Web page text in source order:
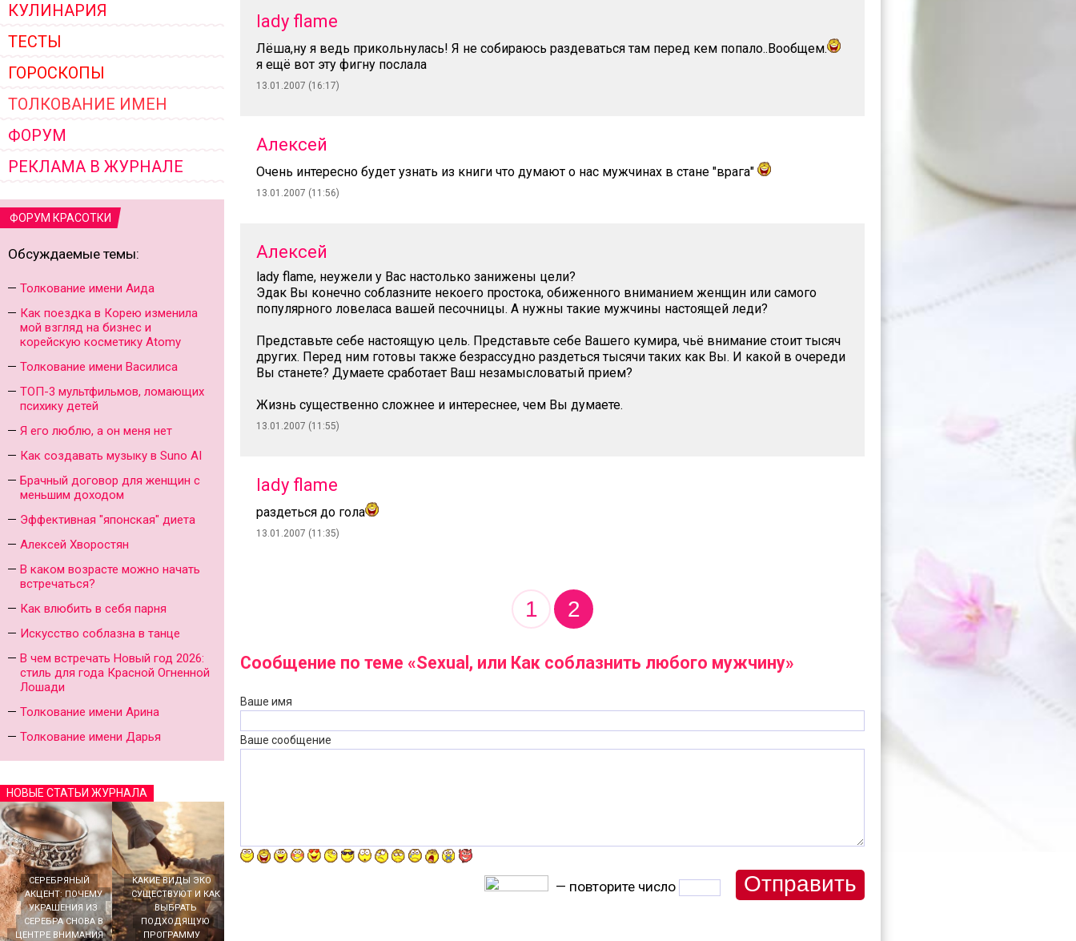
КУЛИНАРИЯ
ТЕСТЫ
ГОРОСКОПЫ
ТОЛКОВАНИЕ ИМЕН
ФОРУМ
РЕКЛАМА В ЖУРНАЛЕ
ФОРУМ КРАСОТКИ
Обсуждаемые темы:
Толкование имени Аида
Как поездка в Корею изменила
мой взгляд на бизнес и
корейскую косметику Atomy
Толкование имени Василиса
ТОП-3 мультфильмов, ломающих
психику детей
Я его люблю, а он меня нет
Как создавать музыку в Suno AI
Брачный договор для женщин с
меньшим доходом
Эффективная "японская" диета
Алексей Хворостян
В каком возрасте можно начать
встречаться?
Как влюбить в себя парня
Искусство соблазна в танце
В чем встречать Новый год 2026:
стиль для года Красной Огненной
Лошади
Толкование имени Арина
Толкование имени Дарья
НОВЫЕ СТАТЬИ ЖУРНАЛА
СЕРЕБРЯНЫЙ
АКЦЕНТ: ПОЧЕМУ
УКРАШЕНИЯ ИЗ
СЕРЕБРА СНОВА В
ЦЕНТРЕ ВНИМАНИЯ
КАКИЕ ВИДЫ ЭКО
СУЩЕСТВУЮТ И КАК
ВЫБРАТЬ
ПОДХОДЯЩУЮ
ПРОГРАММУ
lady flame
Лёша,ну я ведь прикольнулась! Я не собираюсь раздеваться там перед кем попало..Вообщем.
я ещё вот эту фигну послала
13.01.2007 (16:17)
Алексей
Очень интересно будет узнать из книги что думают о нас мужчинах в стане "врага"
13.01.2007 (11:56)
Алексей
lady flame, неужели у Вас настолько занижены цели?
Эдак Вы конечно соблазните некоего простока, обиженного вниманием женщин или самого
популярного ловеласа вашей песочницы. А нужны такие мужчины настоящей леди?
Представьте себе настоящую цель. Представьте себе Вашего кумира, чьё внимание стоит тысяч
других. Перед ним готовы также безрассудно раздеться тысячи таких как Вы. И какой в очереди
Вы станете? Думаете сработает Ваш незамысловатый прием?
Жизнь существенно сложнее и интереснее, чем Вы думаете.
13.01.2007 (11:55)
lady flame
раздеться до гола
13.01.2007 (11:35)
1 2
Сообщение по теме «Sexual, или Как соблазнить любого мужчину»
Ваше имя
Ваше сообщение
— повторите число